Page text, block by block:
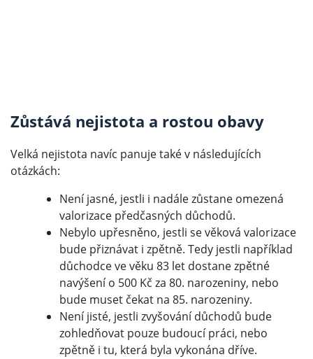
Zůstává nejistota a rostou obavy
Velká nejistota navíc panuje také v následujících
otázkách:
Není jasné, jestli i nadále zůstane omezená
valorizace předčasných důchodů.
Nebylo upřesněno, jestli se věková valorizace
bude přiznávat i zpětně. Tedy jestli například
důchodce ve věku 83 let dostane zpětné
navýšení o 500 Kč za 80. narozeniny, nebo
bude muset čekat na 85. narozeniny.
Není jisté, jestli zvyšování důchodů bude
zohledňovat pouze budoucí práci, nebo
zpětně i tu, která byla vykonána dříve.